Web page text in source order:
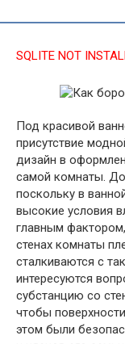
SQLITE NOT
Под красивой
присутствие
дизайн в
самой комнаты.
поскольку в
высокие условия
главным
стенах комнаты
сталкиваются с
интересуются
субстанцию со
чтобы
этом были